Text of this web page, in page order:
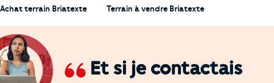
Achat terrain Briatexte Terrain à vendre Briatexte
Et si je contactais